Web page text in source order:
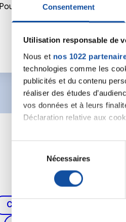
Consentement
Utilisation responsable de
Nous et nos 1022
technologies comme les
publicités et du contenu
réaliser des études
vos données et à leurs
Déclaration relative aux
Si vous le permettez, nous
Collecter des
digitales).
. Vous pouvez
c
t
Nécessaires
Pour écrire un commentaire ou
Cancer du poumon, de la